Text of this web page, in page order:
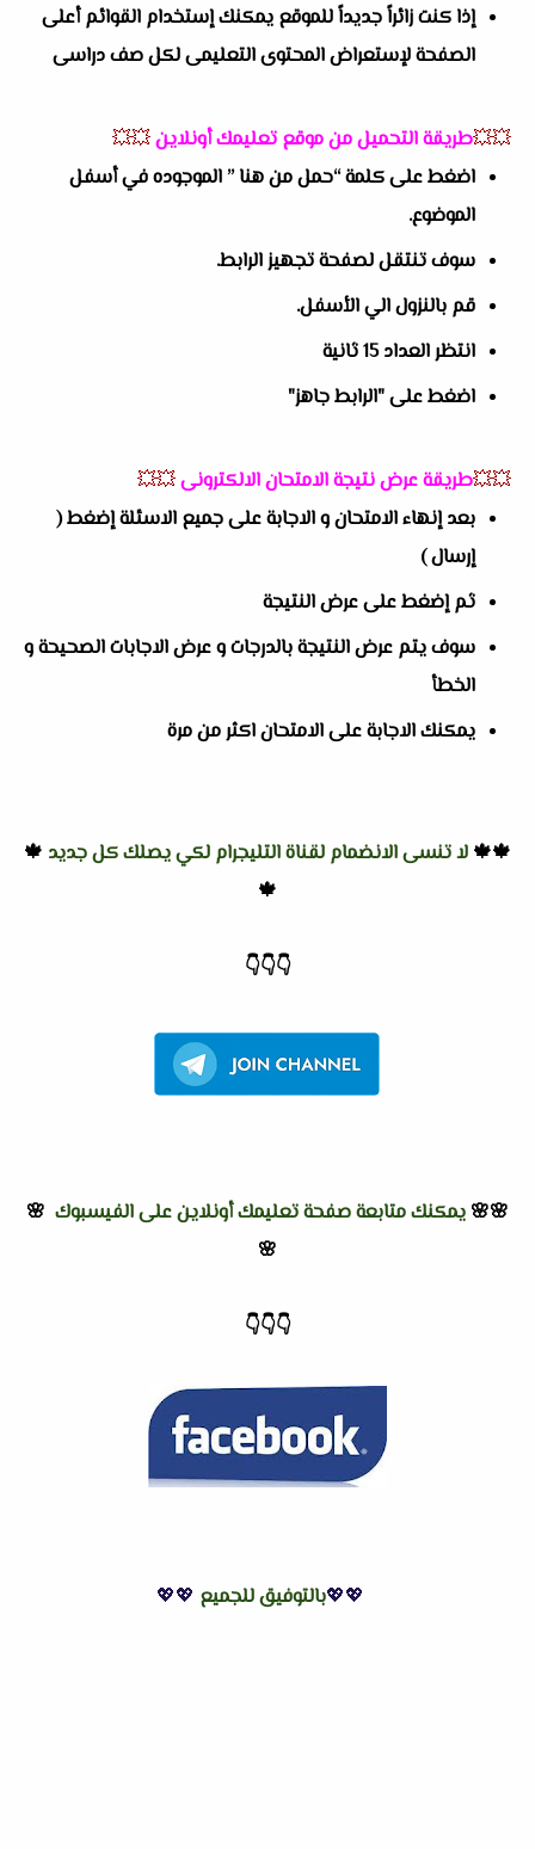
إذا كنت زائراً جديداً للموقع يمكنك إستخدام القوائم أعلى
الصفحة لإستعراض المحتوى التعليمى لكل صف دراسى
💥💥طريقة التحميل من موقع تعليمك أونلاين💥💥
اضغط على كلمة “حمل من هنا ” الموجوده في أسفل
الموضوع.
سوف تنتقل لصفحة تجهيز الرابط.
قم بالنزول الي الأسفل.
انتظر العداد 15 ثانية
اضغط على "الرابط جاهز"
💥💥طريقة عرض نتيجة الامتحان الالكترونى💥💥
بعد إنهاء الامتحان و الاجابة على جميع الاسئلة إضغط (
إرسال )
ثم إضغط على عرض النتيجة
سوف يتم عرض النتيجة بالدرجات و عرض الاجابات الصحيحة و
الخطأ
يمكنك الاجابة على الامتحان اكثر من مرة
🍁🍁 لا تنسى الانضمام لقناة التليجرام لكي يصلك كل جديد 🍁
🍁
👇
👇
👇
🌸🌸 يمكنك متابعة صفحة تعليمك أونلاين على الفيسبوك 🌸
🌸
👇
👇
👇
💖💖بالتوفيق للجميع 💖💖